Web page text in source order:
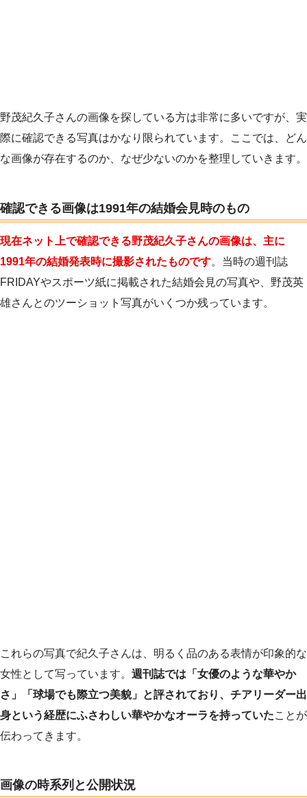
野茂紀久子さんの画像を探している方は非常に多いですが、実
際に確認できる写真はかなり限られています。ここでは、どん
な画像が存在するのか、なぜ少ないのかを整理していきます。
確認できる画像は1991年の結婚会見時のもの
現在ネット上で確認できる野茂紀久子さんの画像は、主に
1991年の結婚発表時に撮影されたものです。当時の週刊誌
FRIDAYやスポーツ紙に掲載された結婚会見の写真や、野茂英
雄さんとのツーショット写真がいくつか残っています。
これらの写真で紀久子さんは、明るく品のある表情が印象的な
女性として写っています。 週刊誌では「女優のような華やか
さ」「球場でも際立つ美貌」と評されており、チアリーダー出
身という経歴にふさわしい華やかなオーラを持っていたことが
伝わってきます。
画像の時系列と公開状況